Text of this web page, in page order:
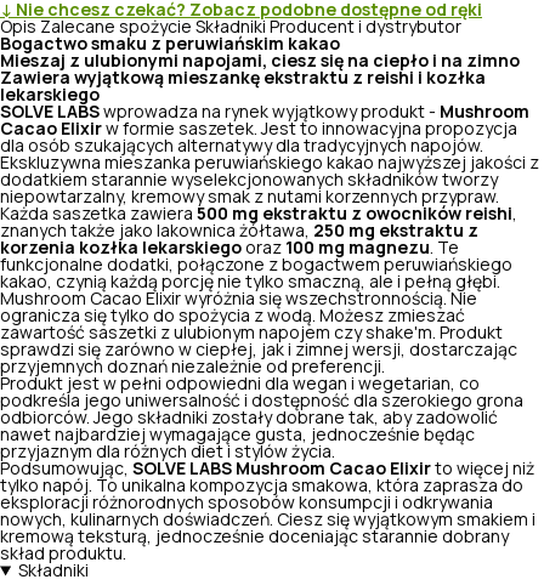
↓ Nie chcesz czekać? Zobacz podobne dostępne od ręki
Opis Zalecane spożycie Składniki Producent i dystrybutor
Bogactwo smaku z peruwiańskim kakao
Mieszaj z ulubionymi napojami, ciesz się na ciepło i na zimno
Zawiera wyjątkową mieszankę ekstraktu z reishi i kozłka
lekarskiego
SOLVE LABS wprowadza na rynek wyjątkowy produkt - Mushroom
Cacao Elixir w formie saszetek. Jest to innowacyjna propozycja
dla osób szukających alternatywy dla tradycyjnych napojów.
Ekskluzywna mieszanka peruwiańskiego kakao najwyższej jakości z
dodatkiem starannie wyselekcjonowanych składników tworzy
niepowtarzalny, kremowy smak z nutami korzennych przypraw.
Każda saszetka zawiera 500 mg ekstraktu z owocników reishi
znanych także jako lakownica żółtawa, 250 mg ekstraktu z
korzenia kozłka lekarskiego oraz 100 mg magnezu . Te
funkcjonalne dodatki, połączone z bogactwem peruwiańskiego
kakao, czynią każdą porcję nie tylko smaczną, ale i pełną głębi.
Mushroom Cacao Elixir wyróżnia się wszechstronnością. Nie
ogranicza się tylko do spożycia z wodą. Możesz zmieszać
zawartość saszetki z ulubionym napojem czy shake'm. Produkt
sprawdzi się zarówno w ciepłej, jak i zimnej wersji, dostarczając
przyjemnych doznań niezależnie od preferencji.
Produkt jest w pełni odpowiedni dla wegan i wegetarian, co
podkreśla jego uniwersalność i dostępność dla szerokiego grona
odbiorców. Jego składniki zostały dobrane tak, aby zadowolić
nawet najbardziej wymagające gusta, jednocześnie będąc
przyjaznym dla różnych diet i stylów życia.
Podsumowując, SOLVE LABS Mushroom Cacao Elixir to więcej niż
tylko napój. To unikalna kompozycja smakowa, która zaprasza do
eksploracji różnorodnych sposobów konsumpcji i odkrywania
nowych, kulinarnych doświadczeń. Ciesz się wyjątkowym smakiem i
kremową teksturą, jednocześnie doceniając starannie dobrany
skład produktu.
Składniki